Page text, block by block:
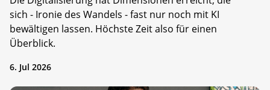
sich - Ironie des Wandels - fast nur noch mit KI
bewältigen lassen. Höchste Zeit also für einen
Überblick.
6. Jul 2026